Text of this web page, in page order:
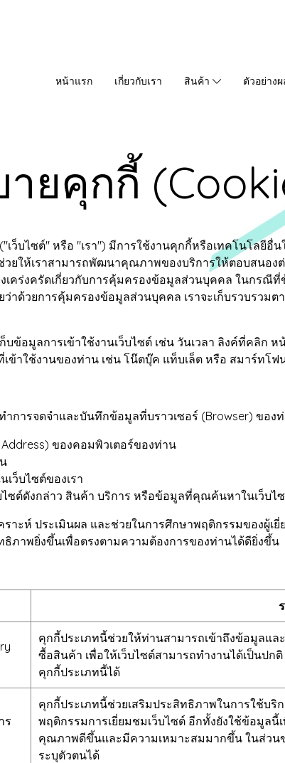
หน้าแรก เกี่ยวกับเรา สินค้า ตัวอย่าง
ยคุกกี้
เว็บไซต์" หรือ "เรา") มีการใช้งานคุกกี้หรือเทคโนโลยี
ยให้เราสามารถพัฒนาคุณภาพของบริการให้ตอบสนอง
งเคร่งครัดเกี่ยวกับการคุ้มครองข้อมูลส่วนบุคคล ในกร
ด้วยการคุ้มครองข้อมูลส่วนบุคคล เราจะเก็บรวบรวม
บข้อมูลการเข้าใช้งานเว็บไซต์ เช่น วันเวลา ลิงค์ที่คลิก
าใช้งานของท่าน เช่น โน๊ตบุ๊ค แท็บเล็ต หรือ สมาร์ทโฟ
ทำการจดจำและบันทึกข้อมูลที่บราวเซอร์ (Browser) ขอ
ของคอมพิวเตอร์ของท่าน
ว็บไซต์ของเรา
ซต์ดังกล่าว สินค้า บริการ หรือข้อมูลที่คุณค้นหาในเว็บไ
ราะห์ ประเมินผล และช่วยในการศึกษาพฤติกรรมของผู้
ธิภาพยิ่งขึ้นเพื่อตรงตามความต้องการของท่านได้ดียิ่งขึ้น
คุกกี้ประเภทนี้ช่วยให้ท่านสามารถเข้าถึงข้อมูลแล
ซื้อสินค้า เพื่อให้เว็บไซต์สามารถทำงานได้เป็นป
คุกกี้ประเภทนี้ได้
ร
คุกกี้ประเภทนี้ช่วยเสริมประสิทธิภาพในการใช้บริ
พฤติกรรมการเยี่ยมชมเว็บไซต์ อีกทั้งยังใช้ข้อมูล
คุณภาพดีขึ้นและมีความเหมาะสมมากขึ้น ในส่วน
ระบุตัวตนได้